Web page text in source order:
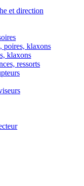
et direction
poires, klaxons
klaxons
ressorts